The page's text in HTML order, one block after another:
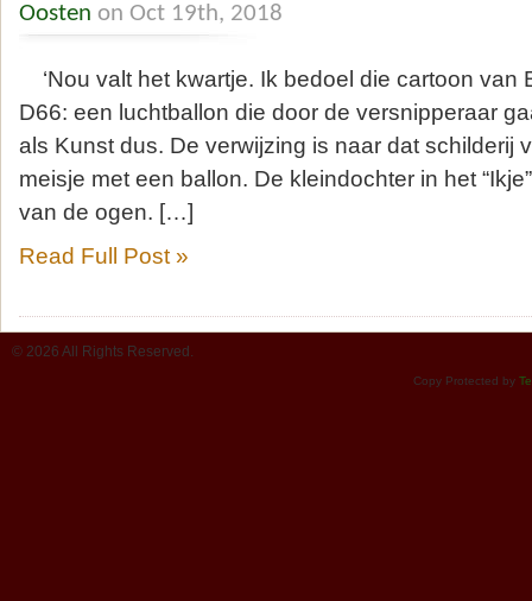
Oosten on Oct 19th, 2018
‘Nou valt het kwartje. Ik bedoel die cartoon van
D66: een luchtballon die door de versnipperaar
als Kunst dus. De verwijzing is naar dat schilderij
meisje met een ballon. De kleindochter in het
van de ogen. […]
Read Full Post »
© 2026 All Rights Reserved.
Copy Protected by